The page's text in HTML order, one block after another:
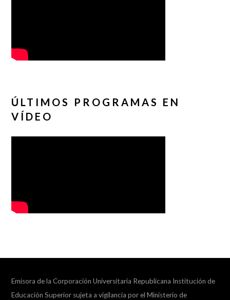
ÚLTIMOS PROGRAMAS EN
VÍDEO
Emisora de la Corporación Universitaria Republicana Institución de
Educación Superior sujeta a vigilancia por el Ministerio de